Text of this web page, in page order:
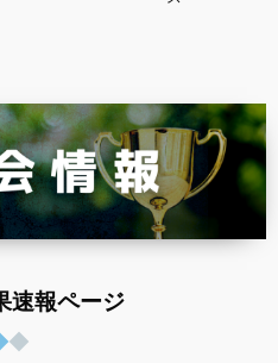
速報ページ